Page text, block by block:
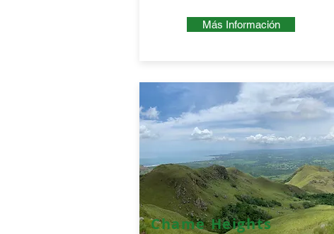
Más Información
Chame Heights